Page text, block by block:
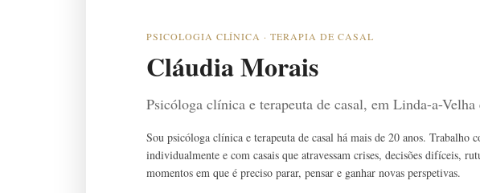
PSICOLOGIA CLÍNICA · TERAPIA DE CASAL
Cláudia Morais
Psicóloga clínica e terapeuta de casal, em Linda-a-Velha
Sou psicóloga clínica e terapeuta de casal há mais de 20 anos. Trabalho
individualmente e com casais que atravessam crises, decisões difíceis,
momentos em que é preciso parar, pensar e ganhar novas perspetivas.